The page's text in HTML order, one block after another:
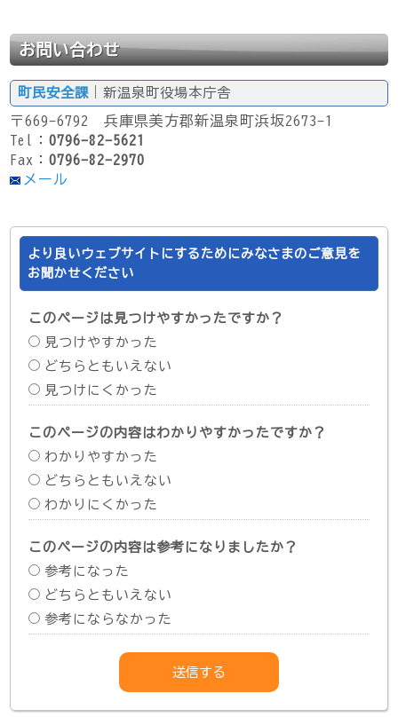
お問い合わせ
町民安全課 ｜新温泉町役場本庁舎
〒669-6792 兵庫県美方郡新温泉町浜坂2673-1
Tel：0796-82-5621
Fax：0796-82-2970
メール
より良いウェブサイトにするためにみなさまのご意見を
お聞かせください
このページは見つけやすかったですか？
見つけやすかった
どちらともいえない
見つけにくかった
このページの内容はわかりやすかったですか？
わかりやすかった
どちらともいえない
わかりにくかった
このページの内容は参考になりましたか？
参考になった
どちらともいえない
参考にならなかった